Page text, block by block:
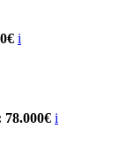
i
78.000€ i